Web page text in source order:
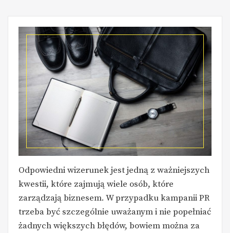
Odpowiedni wizerunek jest jedną z ważniejszych
kwestii, które zajmują wiele osób, które
zarządzają biznesem. W przypadku kampanii PR
trzeba być szczególnie uważanym i nie popełniać
żadnych większych błędów, bowiem można za